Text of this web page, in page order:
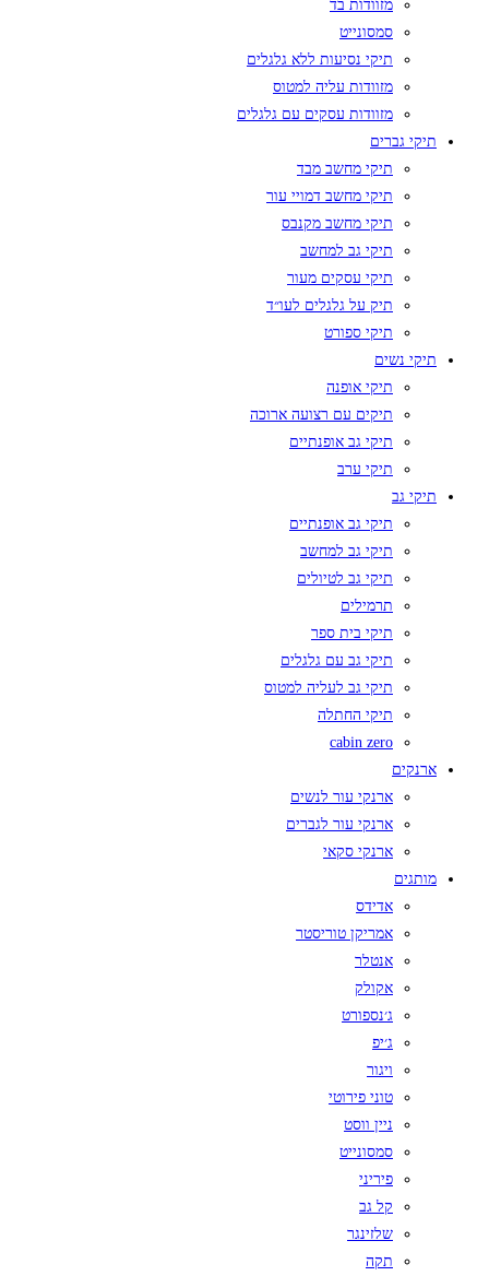
מזוודות בד
סמסונייט
תיקי נסיעות ללא גלגלים
מזוודות עליה למטוס
מזוודות עסקים עם גלגלים
תיקי גברים
תיקי מחשב מבד
תיקי מחשב דמויי עור
תיקי מחשב מקנבס
תיקי גב למחשב
תיקי עסקים מעור
תיק על גלגלים לעו״ד
תיקי ספורט
תיקי נשים
תיקי אופנה
תיקים עם רצועה ארוכה
תיקי גב אופנתיים
תיקי ערב
תיקי גב
תיקי גב אופנתיים
תיקי גב למחשב
תיקי גב לטיולים
תרמילים
תיקי בית ספר
תיקי גב עם גלגלים
תיקי גב לעליה למטוס
תיקי החתלה
cabin zero
ארנקים
ארנקי עור לנשים
ארנקי עור לגברים
ארנקי סקאי
מותגים
אדידס
אמריקן טוריסטר
אנטלר
אקולק
ג׳נספורט
ג׳יפ
ויגור
טוני פירוטי
ניין ווסט
סמסונייט
פיריני
קל גב
שלזינגר
תקה